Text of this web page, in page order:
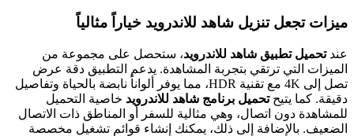
ميزات تجعلتنزيل شاهد للاندرويد خياراً مثالياً
عندتحميل تطبيق شاهد للاندرويد، ستحصل على مجموعة من
الميزات التي ترتقي بتجربة المشاهدة. يدعم التطبيق دقة عرض
تصل إلى 4K مع تقنية HDR، مما يوفر ألواناً نابضة بالحياة وتفاصيل
دقيقة. كما يتيحتحميل برنامج شاهد للاندرويد خاصية التحميل
للمشاهدة دون اتصال، وهي مثالية للسفر أو المناطق ذات الاتصال
الضعيف. بالإضافة إلى ذلك، يمكنك إنشاء قوائم تشغيل مخصصة